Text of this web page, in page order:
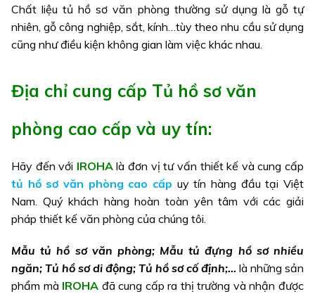
Chất liệu tủ hồ sơ văn phòng thường sử dụng là gỗ tự
nhiên, gỗ công nghiệp, sắt, kính…tùy theo nhu cầu sử dụng
cũng như điều kiện không gian làm việc khác nhau.
Địa chỉ cung cấp Tủ hồ sơ văn
phòng cao cấp và uy tín:
Hãy đến với IROHAlà đơn vị tư vấn thiết kế và cung cấp
tủ hồ sơ văn phòng cao cấp uy tín hàng đầu tại Việt
Nam. Quý khách hàng hoàn toàn yên tâm với các giải
pháp thiết kế văn phòng của chúng tôi.
Mẫu tủ hồ sơ văn phòng; Mẫu tủ đựng hồ sơ nhiều
ngăn; Tủ hồ sơ di động; Tủ hồ sơ cố định;… là những sản
phẩm mà IROHA đã cung cấp ra thị trường và nhận được